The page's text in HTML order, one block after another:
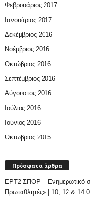
Φεβρουάριος 2017
Ιανουάριος 2017
Δεκέμβριος 2016
Νοέμβριος 2016
Οκτώβριος 2016
Σεπτέμβριος 2016
Αύγουστος 2016
Ιούλιος 2016
Ιούνιος 2016
Οκτώβριος 2015
Πρόσφατα άρθρα
ΕΡΤ2 ΣΠΟΡ – Ενημερωτικό
Πρωταθλητές» | 10, 12 &